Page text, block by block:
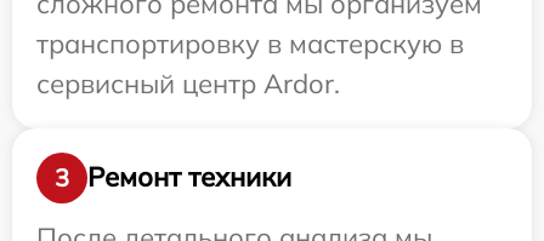
транспортировку в мастерскую в
сервисный центр Ardor.
3
Ремонт техники